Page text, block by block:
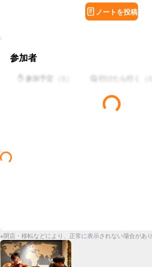
ノートを投稿
参加者
✋ 参加予定 🤔 行けたら行く
※閉店・移転などにより、正常に表示されない場合があ